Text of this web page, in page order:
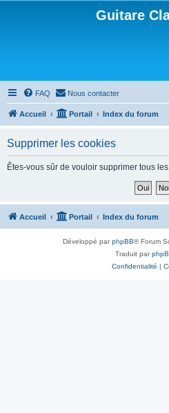
Guitare
FAQ Nous contacter
Accueil Portail Index du forum
Supprimer les cookies
Êtes-vous sûr de vouloir supprimer tous
Accueil Portail Index du forum
Développé parphpBB® Forum
Traduit par
Confidentialité |